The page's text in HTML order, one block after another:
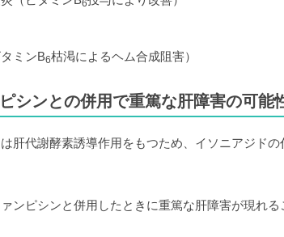
6
ミンB6枯渇によるヘム合成阻害）
シンとの併用で重篤な肝障害の可能
肝代謝酵素誘導作用をもつため、イソニアジド
ンピシンと併用したときに重篤な肝障害が現れる